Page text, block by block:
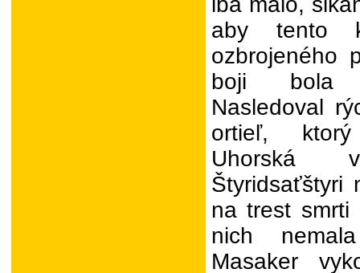
aby tento
ozbrojeného
boji bola
Nasledoval
ortieľ,
Uhorská
Štyridsaťštyri
na trest smrti
nich
Masaker